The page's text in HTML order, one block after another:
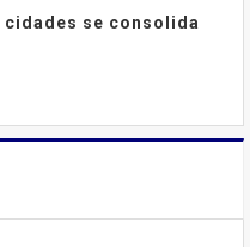
se consolida